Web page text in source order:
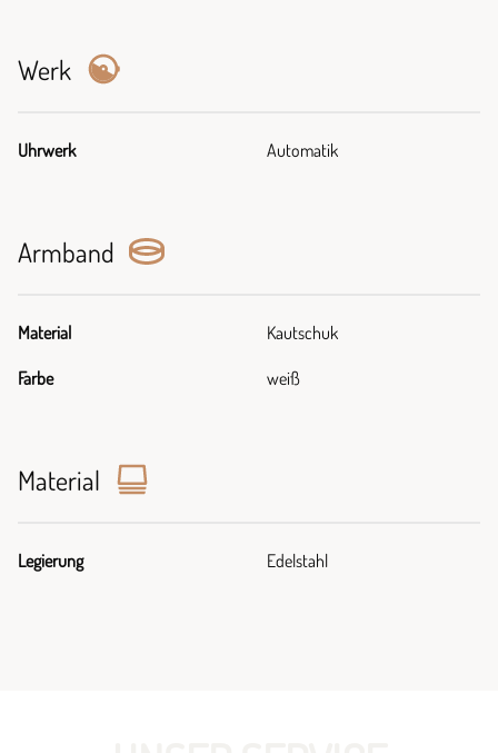
Werk
Uhrwerk Automatik
Armband
Material Kautschuk
Farbe weiß
Material
Legierung Edelstahl